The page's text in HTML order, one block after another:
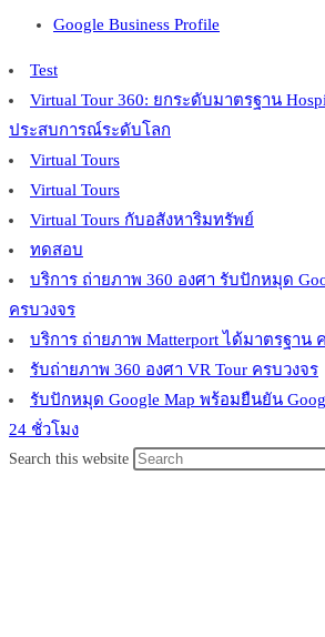
Google Business Profile
Test
Virtual Tour 360: ยกระดับมาตรฐาน
ประสบการณ์ระดับโลก
Virtual Tours
Virtual Tours
Virtual Tours กับอสังหาริมทรัพย์
ทดสอบ
บริการ ถ่ายภาพ 360 องศา รับปักหมุด
ครบวงจร
บริการ ถ่ายภาพ Matterport ได้มาตรฐาน
รับถ่ายภาพ 360 องศา VR Tour ครบวงจร
รับปักหมุด Google Map พร้อมยืนยัน
24 ชั่วโมง
Search this website